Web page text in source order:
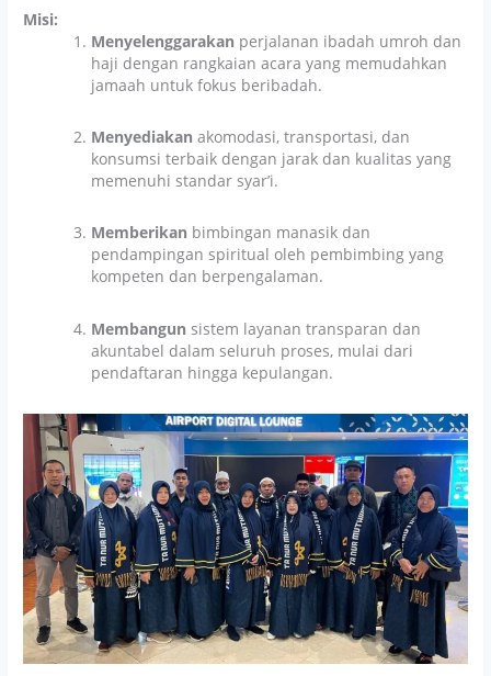
Misi:
Menyelenggarakan perjalanan ibadah umroh dan
haji dengan rangkaian acara yang memudahkan
jamaah untuk fokus beribadah.
Menyediakan akomodasi, transportasi, dan
konsumsi terbaik dengan jarak dan kualitas yang
memenuhi standar syar’i.
Memberikan bimbingan manasik dan
pendampingan spiritual oleh pembimbing yang
kompeten dan berpengalaman.
Membangun sistem layanan transparan dan
akuntabel dalam seluruh proses, mulai dari
pendaftaran hingga kepulangan.